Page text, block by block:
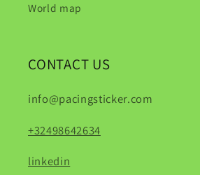
World map
CONTACT US
info@pacingsticker.com
+32498642634
linkedin